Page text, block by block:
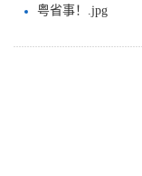
粤省事！.jpg